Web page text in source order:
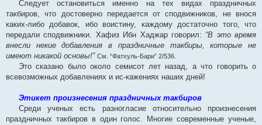
Следует остановиться именно на тех видах праздничных
такбиров, что достоверно передается от сподвижников, не внося
каких-либо добавок, ибо воистину, каждому достаточно того, что
передали сподвижники. Хафиз Ибн Хаджар говорил: “В это время
внесли некие добавления в праздничные такбиры, которые не
имеют никакой основы!” См. “Фатхуль-Бари” 2/536.
Это сказано было около семисот лет назад, а что говорить о
всевозможных добавлениях и ис-кажениях наших дней!
Этикет произнесения праздничных такбиров
Среди ученых есть разногласие относительно произнесения
праздничных такбиров в один голос. Многие современные ученые,